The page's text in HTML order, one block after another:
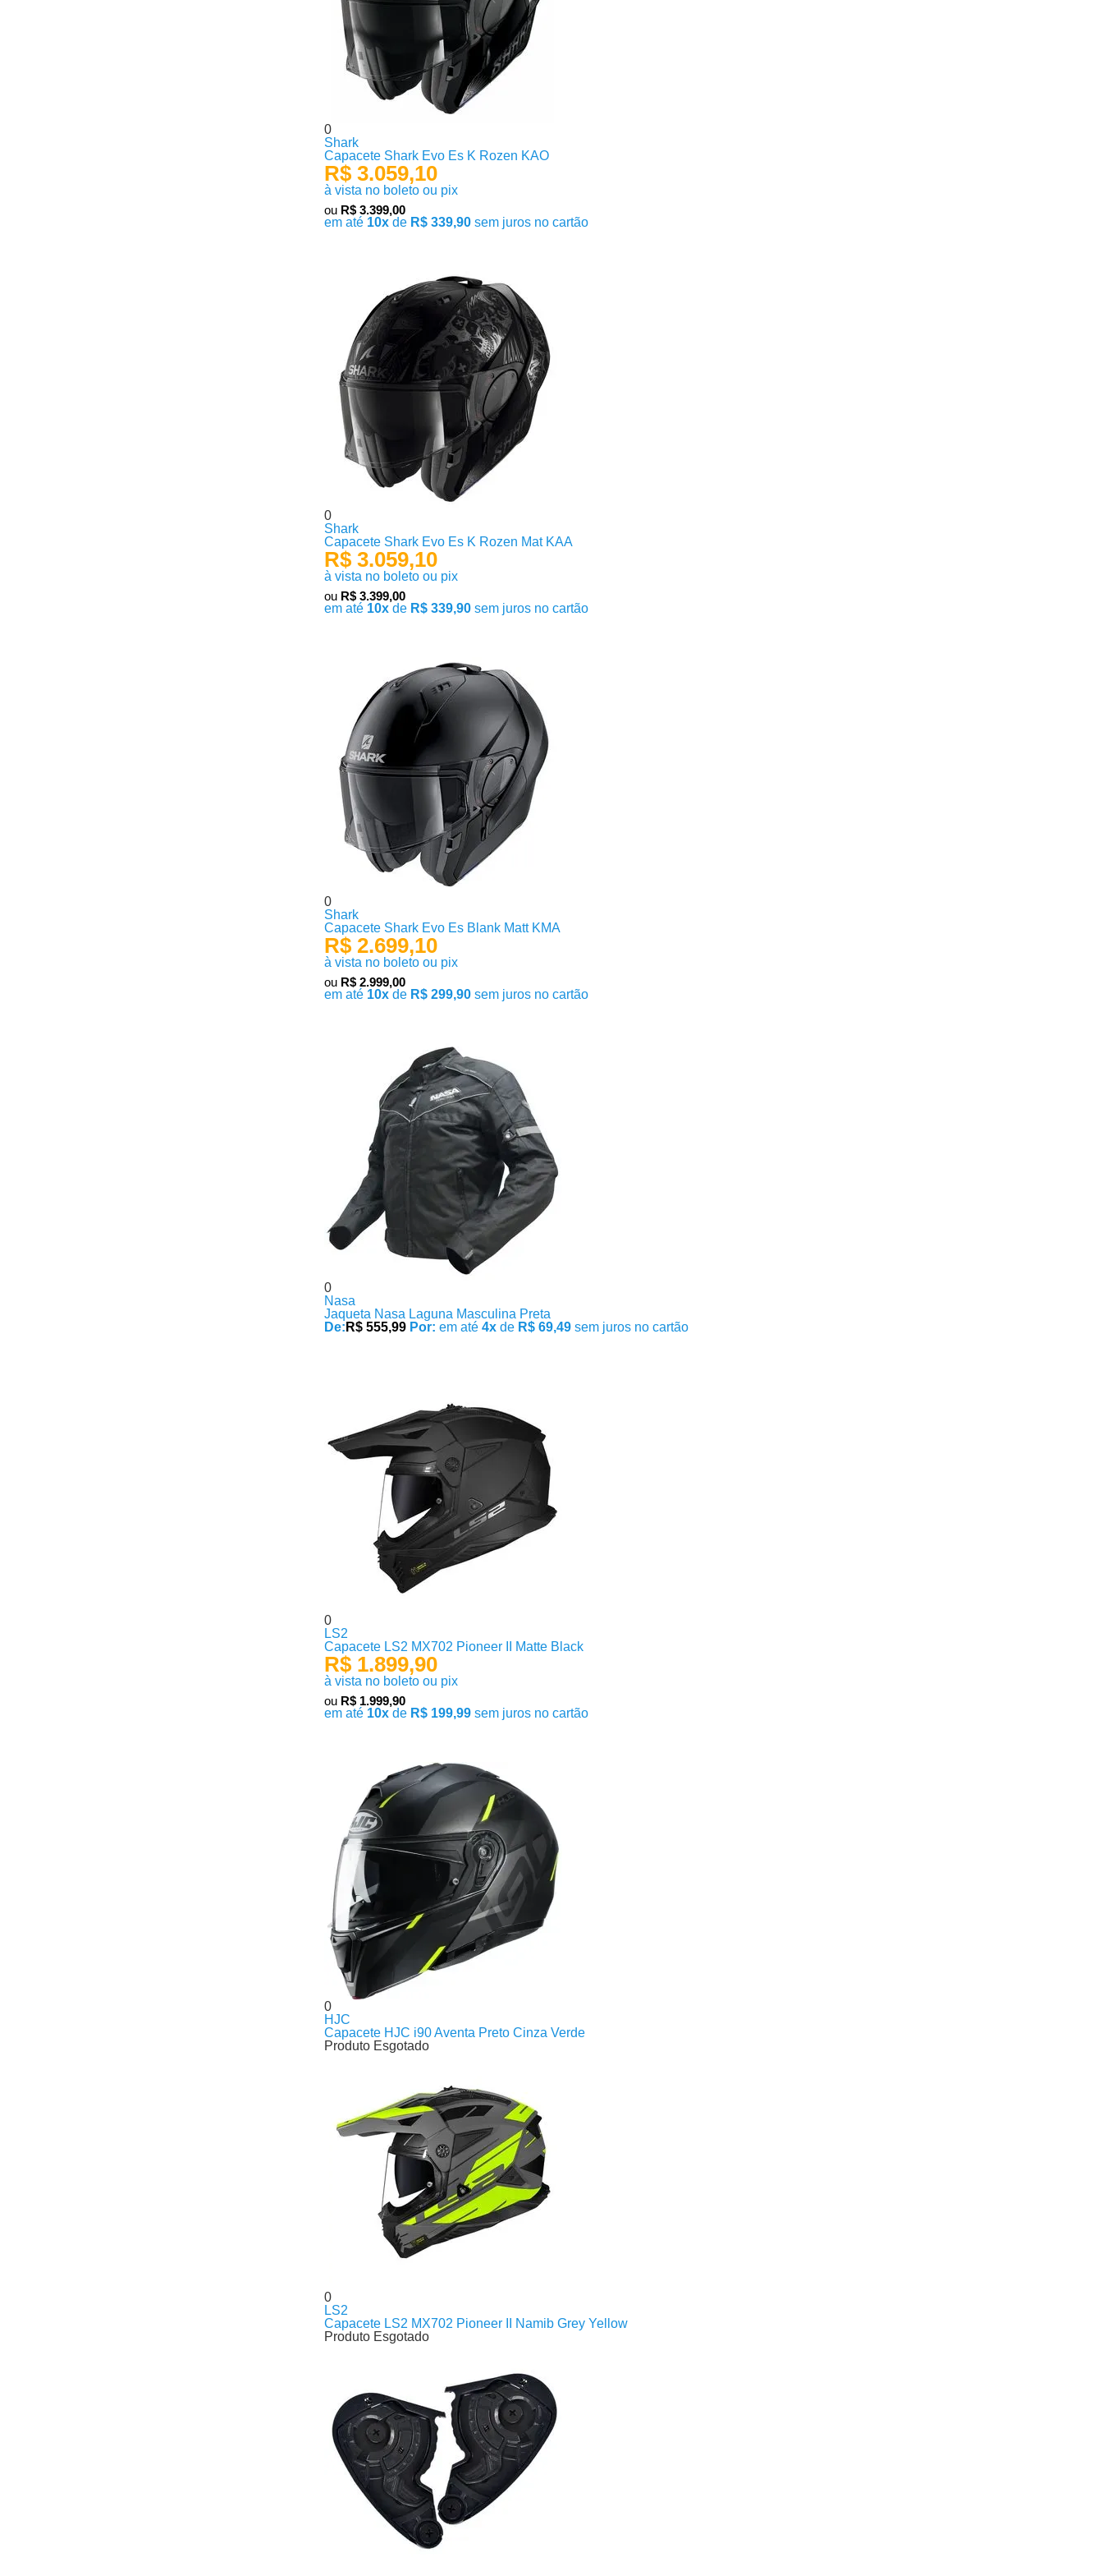
0
Shark
Capacete Shark Evo Es K Rozen KAO
R$ 3.059,10
à vista no boleto ou pix
ou R$ 3.399,00
em até 10xde R$ 339,90sem juros no cartão
0
Shark
Capacete Shark Evo Es K Rozen Mat KAA
R$ 3.059,10
à vista no boleto ou pix
ou R$ 3.399,00
em até 10xde R$ 339,90sem juros no cartão
0
Shark
Capacete Shark Evo Es Blank Matt KMA
R$ 2.699,10
à vista no boleto ou pix
ou R$ 2.999,00
em até 10xde R$ 299,90sem juros no cartão
0
Nasa
Jaqueta Nasa Laguna Masculina Preta
De: R$ 555,99 Por: em até 4xde R$ 69,49sem juros no cartão
0
LS2
Capacete LS2 MX702 Pioneer II Matte Black
R$ 1.899,90
à vista no boleto ou pix
ou R$ 1.999,90
em até 10xde R$ 199,99sem juros no cartão
0
HJC
Capacete HJC i90 Aventa Preto Cinza Verde
Produto Esgotado
0
LS2
Capacete LS2 MX702 Pioneer II Namib Grey Yellow
Produto Esgotado